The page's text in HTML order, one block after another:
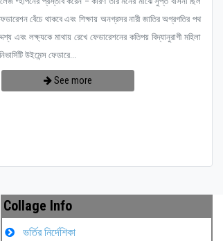
বেঁচে থাকবে এবং শিক্ষায় অনগ্রসর নারী জাতির অগ্রগতির পথ
এবং লক্ষ্যকে মাথায় রেখে ফেডারেশনের কতিপয় বিদ্যানুরাগী মহিলা
উইমেন্স ফেডারে...
See more
Collage Info
ভর্তির নির্দেশিকা